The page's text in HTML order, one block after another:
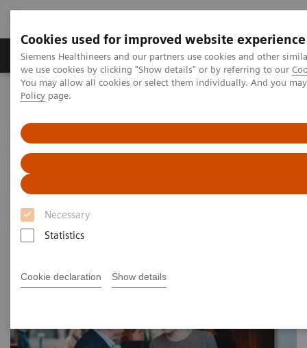
Cookies used for improved website experience
Siemens Healthineers and our partners use cookies and other
we use cookies by clicking "Show details" or by referring to our
You may allow all cookies or select them individually. And you
Policy page.
Necessary
Statistics
Cookie declaration Show details
Productos y servicios Especialidades Clínicas
Siemens Healthineers Latinoamérica
MI World Summit 2026 Moments
Image 78
Image 78